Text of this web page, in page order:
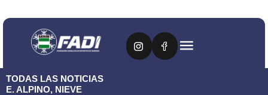
TODAS LAS NOTICIAS
E. ALPINO, NIEVE